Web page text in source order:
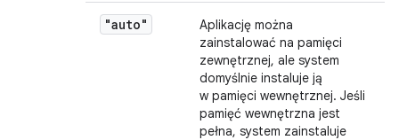
"auto"
Aplikację można
zainstalować na pamięci
zewnętrznej, ale system
domyślnie instaluje ją
w pamięci wewnętrznej. Jeśli
pamięć wewnętrzna jest
pełna, system zainstaluje